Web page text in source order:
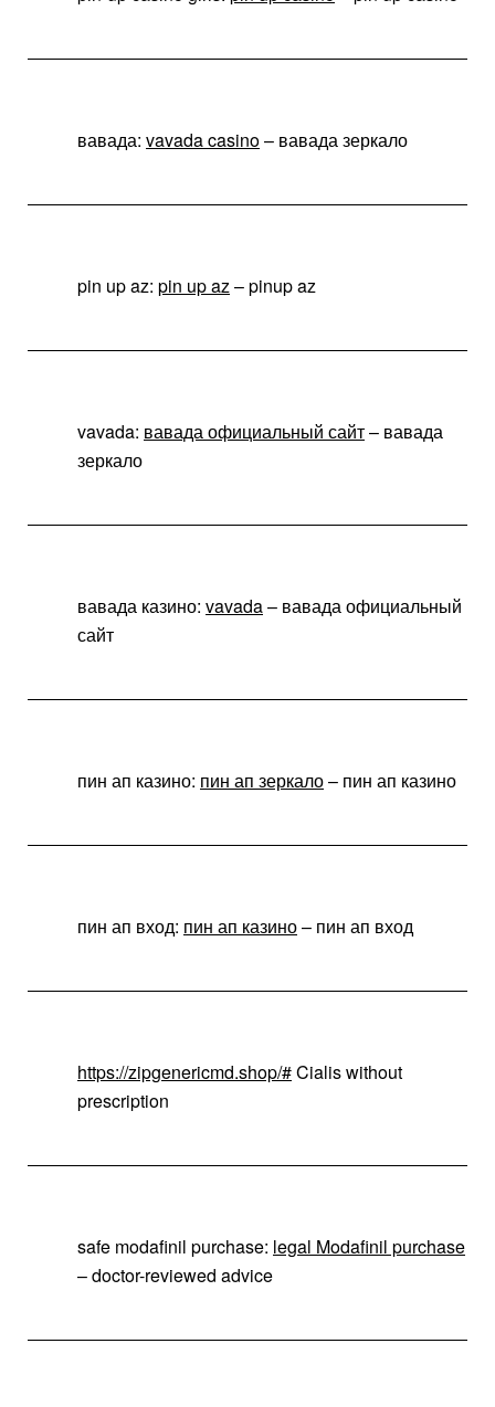
вавада: vavada casino– вавада зеркало
pin up az: pin up az– pinup az
vavada: вавада официальный сайт– вавада
зеркало
вавада казино: vavada– вавада официальный
сайт
пин ап казино: пин ап зеркало– пин ап казино
пин ап вход: пин ап казино– пин ап вход
https://zipgenericmd.shop/#Cialis without
prescription
safe modafinil purchase: legal Modafinil purchase
– doctor-reviewed advice